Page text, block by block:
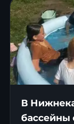
В
бассейны